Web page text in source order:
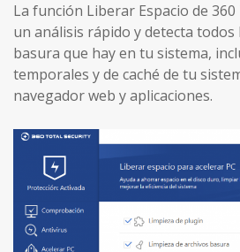
La función Liberar Espacio de
un análisis rápido y detecta
basura que hay en tu sistema,
temporales y de caché de tu
navegador web y aplicaciones.